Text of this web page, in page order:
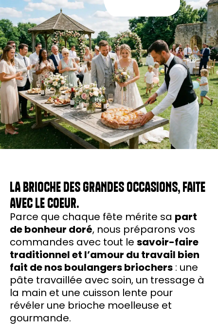
LA BRIOCHE DES GRANDES OCCASIONS, FAITE
AVEC LE COEUR.
Parce que chaque fête mérite sa part
de bonheur doré, nous préparons vos
commandes avec tout le savoir-faire
traditionnel et l’amour du travail bien
fait de nos boulangers briochers : une
pâte travaillée avec soin, un tressage à
la main et une cuisson lente pour
révéler une brioche moelleuse et
gourmande.